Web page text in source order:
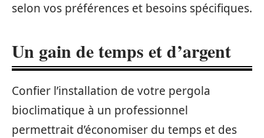
selon vos préférences et besoins spécifiques.
Un gain de temps et d’argent
Confier l’installation de votre pergola
bioclimatique à un professionnel
permettrait d’économiser du temps et des